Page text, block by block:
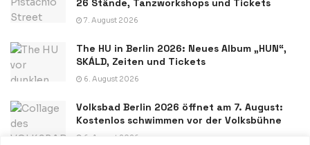
7. August 2026
The HU in Berlin 2026: Neues Album „HUN“,
SKÁLD, Zeiten und Tickets
6. August 2026
Volksbad Berlin 2026 öffnet am 7. August:
Kostenlos schwimmen vor der Volksbühne
6. August 2026